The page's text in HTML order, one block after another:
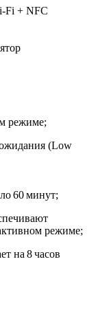
Fi + NFC
режиме;
(Low
60 минут;
режиме;
на 8 часов